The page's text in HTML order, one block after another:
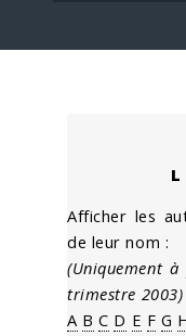
Afficher les
de leur nom :
(Uniquement
trimestre 2003)
A B C D E F G